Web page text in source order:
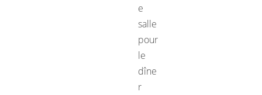
e
salle
pour
le
dîne
r